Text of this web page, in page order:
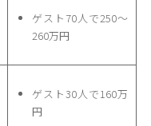
ゲスト70人で250〜
260万円
ゲスト30人で160万
円